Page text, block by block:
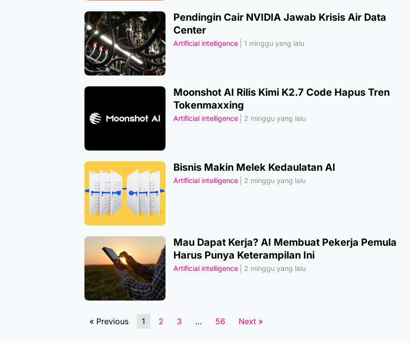
Pendingin Cair NVIDIA Jawab Krisis Air Data
Center
Artificial intelligence 1 minggu yang lalu
Moonshot AI Rilis Kimi K2.7 Code Hapus Tren
Tokenmaxxing
Artificial intelligence 2 minggu yang lalu
Bisnis Makin Melek Kedaulatan AI
Artificial intelligence 2 minggu yang lalu
Mau Dapat Kerja? AI Membuat Pekerja Pemula
Harus Punya Keterampilan Ini
Artificial intelligence 2 minggu yang lalu
« Previous 1 2 3 … 56 Next »